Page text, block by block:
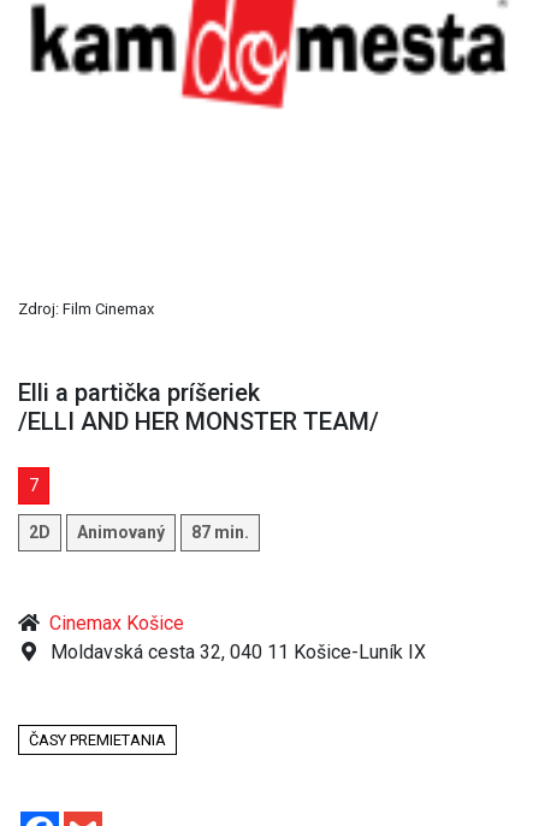
Zdroj: Film Cinemax
Elli a partička príšeriek
/ELLI AND HER MONSTER TEAM/
7
2D Animovaný 87 min.
Cinemax Košice
Moldavská cesta 32, 040 11 Košice-Luník IX
ČASY PREMIETANIA
Facebook